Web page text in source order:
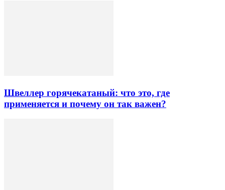
Швеллер горячекатаный: что это, где
применяется и почему он так важен?